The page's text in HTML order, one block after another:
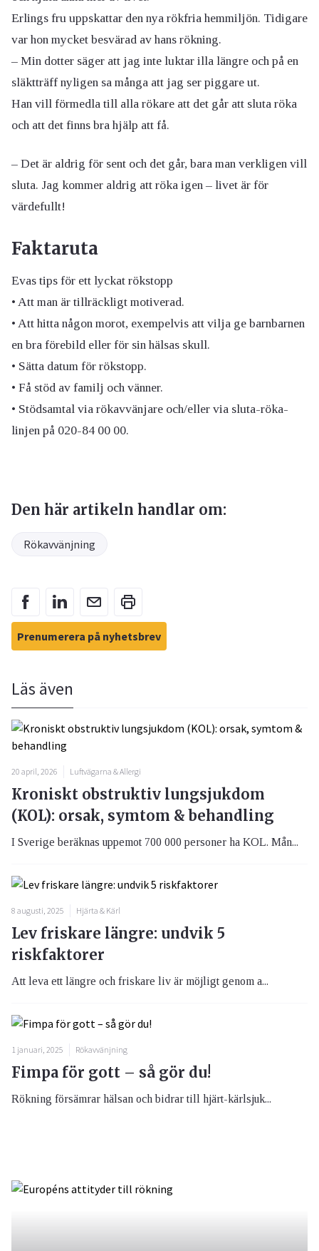
Erlings fru uppskattar den nya rökfria hemmiljön. Tidigare
var hon mycket besvärad av hans rökning.
– Min dotter säger att jag inte luktar illa längre och på en
släktträff nyligen sa många att jag ser piggare ut.
Han vill förmedla till alla rökare att det går att sluta röka
och att det finns bra hjälp att få.
– Det är aldrig för sent och det går, bara man verkligen vill
sluta. Jag kommer aldrig att röka igen – livet är för
värdefullt!
Faktaruta
Evas tips för ett lyckat rökstopp
• Att man är tillräckligt motiverad.
• Att hitta någon morot, exempelvis att vilja ge barnbarnen
en bra förebild eller för sin hälsas skull.
• Sätta datum för rökstopp.
• Få stöd av familj och vänner.
• Stödsamtal via rökavvänjare och/eller via sluta-röka-
linjen på 020-84 00 00.
Den här artikeln handlar om:
Rökavvänjning
Prenumerera på nyhetsbrev
Läs även
20 april, 2026 Luftvägarna & Allergi
Kroniskt obstruktiv lungsjukdom
(KOL): orsak, symtom & behandling
I Sverige beräknas uppemot 700 000 personer ha KOL. Mån...
8 augusti, 2025 Hjärta & Kärl
Lev friskare längre: undvik 5
riskfaktorer
Att leva ett längre och friskare liv är möjligt genom a...
1 januari, 2025 Rökavvänjning
Fimpa för gott – så gör du!
Rökning försämrar hälsan och bidrar till hjärt-kärlsjuk...